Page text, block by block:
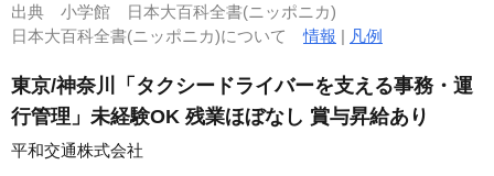
出典 小学館 日本大百科全書(ニッポニカ)
日本大百科全書(ニッポニカ)について情報 | 凡例
東京/神奈川「タクシードライバーを支える事務・運
行管理」未経験OK 残業ほぼなし 賞与昇給あり
平和交通株式会社